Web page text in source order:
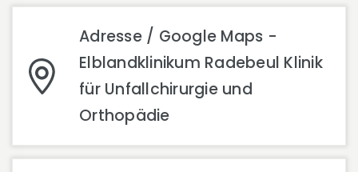
Adresse / Google Maps -
Elblandklinikum Radebeul Klinik
für Unfallchirurgie und
Orthopädie